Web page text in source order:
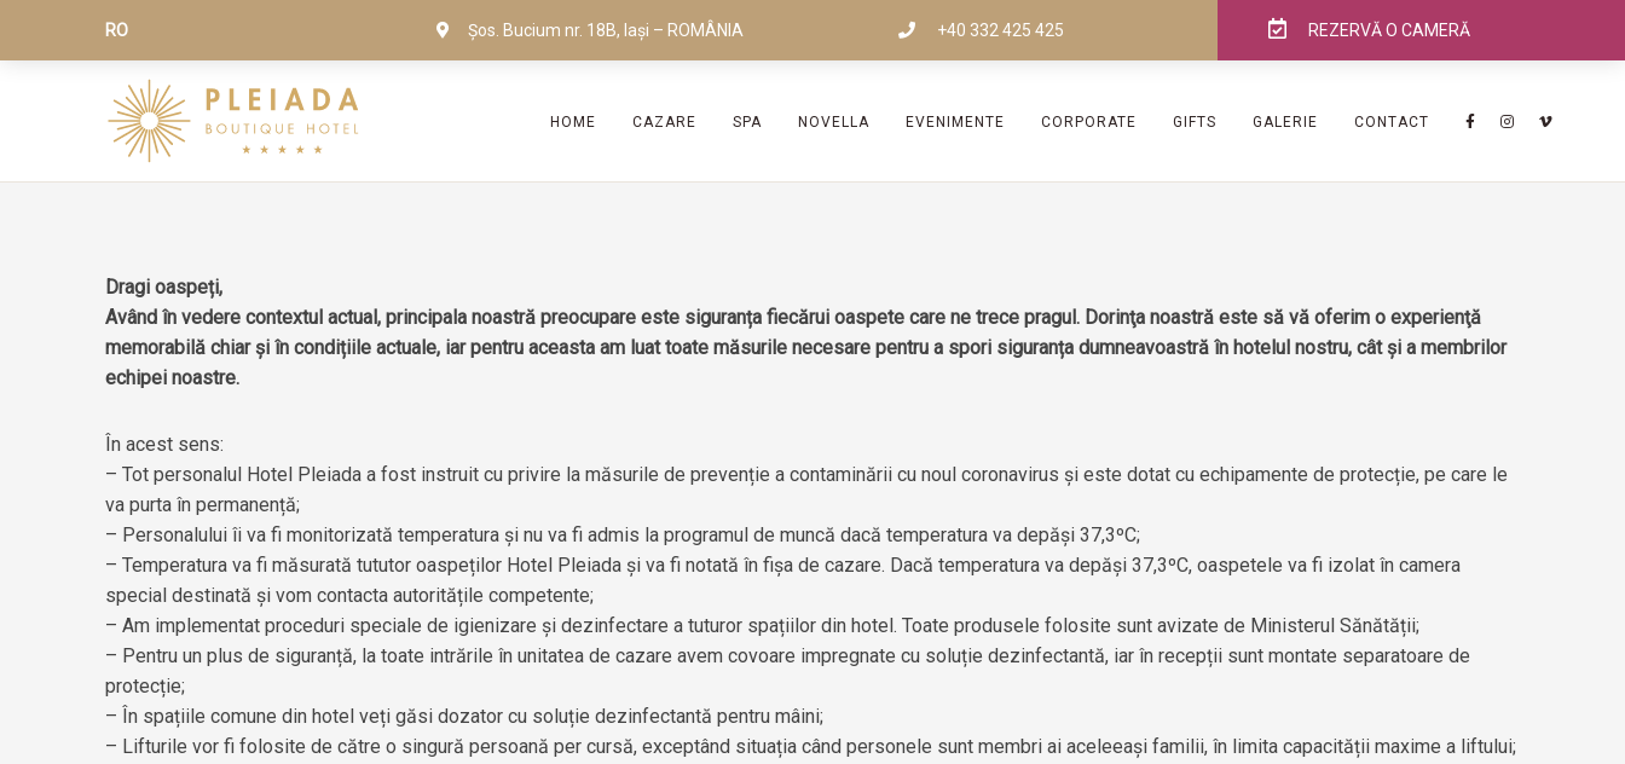
RO Șos. Bucium nr. 18B, Iași – ROMÂNIA +40 332 425 425 REZERVĂ O CAMERĂ
HOME CAZARE SPA NOVELLA EVENIMENTE CORPORATE GIFTS GALERIE CONTACT
Dragi oaspeți,
Având în vedere contextul actual, principala noastră preocupare este siguranța fiecărui oaspete care ne trece pragul. Dorinţa noastră este să vă oferim o experienţă
memorabilă chiar și în condițiile actuale, iar pentru aceasta am luat toate măsurile necesare pentru a spori siguranța dumneavoastră în hotelul nostru, cât și a membrilor
echipei noastre.
În acest sens:
– Tot personalul Hotel Pleiada a fost instruit cu privire la măsurile de prevenție a contaminării cu noul coronavirus și este dotat cu echipamente de protecție, pe care le
va purta în permanență;
– Personalului îi va fi monitorizată temperatura și nu va fi admis la programul de muncă dacă temperatura va depăși 37,3ºC;
– Temperatura va fi măsurată tututor oaspeților Hotel Pleiada și va fi notată în fișa de cazare. Dacă temperatura va depăși 37,3ºC, oaspetele va fi izolat în camera
special destinată și vom contacta autoritățile competente;
– Am implementat proceduri speciale de igienizare și dezinfectare a tuturor spațiilor din hotel. Toate produsele folosite sunt avizate de Ministerul Sănătății;
– Pentru un plus de siguranță, la toate intrările în unitatea de cazare avem covoare impregnate cu soluție dezinfectantă, iar în recepții sunt montate separatoare de
protecție;
– În spațiile comune din hotel veți găsi dozator cu soluție dezinfectantă pentru mâini;
– Lifturile vor fi folosite de către o singură persoană per cursă, exceptând situația când personele sunt membri ai aceleeași familii, în limita capacității maxime a liftului;